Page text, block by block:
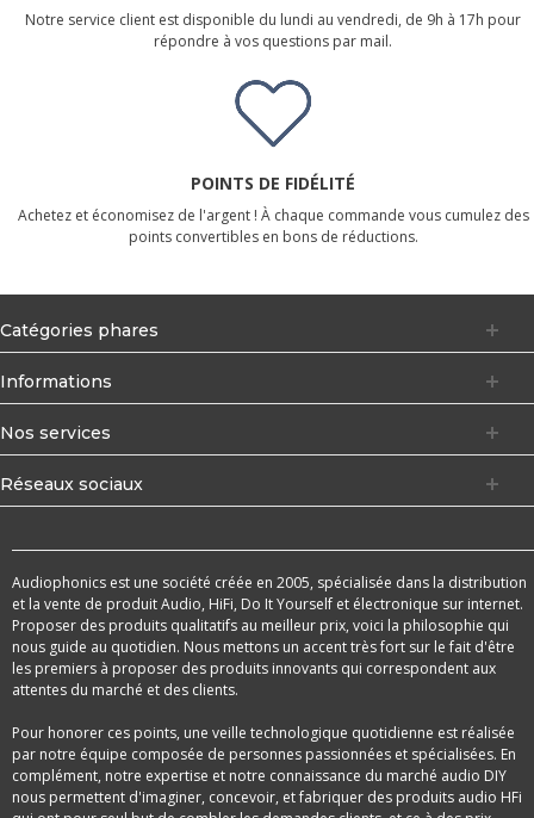
Notre service client est disponible du lundi au vendredi, de 9h à 17h pour
répondre à vos questions par mail.
POINTS DE FIDÉLITÉ
Achetez et économisez de l'argent ! À chaque commande vous cumulez des
points convertibles en bons de réductions.
Catégories phares
Informations
Nos services
Réseaux sociaux
Audiophonics est une société créée en 2005, spécialisée dans la distribution
et la vente de produit Audio, HiFi, Do It Yourself et électronique sur internet.
Proposer des produits qualitatifs au meilleur prix, voici la philosophie qui
nous guide au quotidien. Nous mettons un accent très fort sur le fait d'être
les premiers à proposer des produits innovants qui correspondent aux
attentes du marché et des clients.
Pour honorer ces points, une veille technologique quotidienne est réalisée
par notre équipe composée de personnes passionnées et spécialisées. En
complément, notre expertise et notre connaissance du marché audio DIY
nous permettent d'imaginer, concevoir, et fabriquer des produits audio HFi